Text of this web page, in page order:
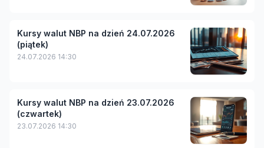
Kursy walut NBP na dzień 24.07.2026
(piątek)
24.07.2026 14:30
Kursy walut NBP na dzień 23.07.2026
(czwartek)
23.07.2026 14:30